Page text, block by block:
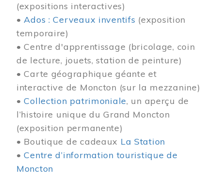
(expositions interactives)
•Ados : Cerveaux inventifs (exposition
temporaire)
• Centre d'apprentissage (bricolage, coin
de lecture, jouets, station de peinture)
• Carte géographique géante et
interactive de Moncton (sur la mezzanine)
•Collection patrimoniale, un aperçu de
l’histoire unique du Grand Moncton
(exposition permanente)
• Boutique de cadeaux La Station
•Centre d’information touristique de
Moncton